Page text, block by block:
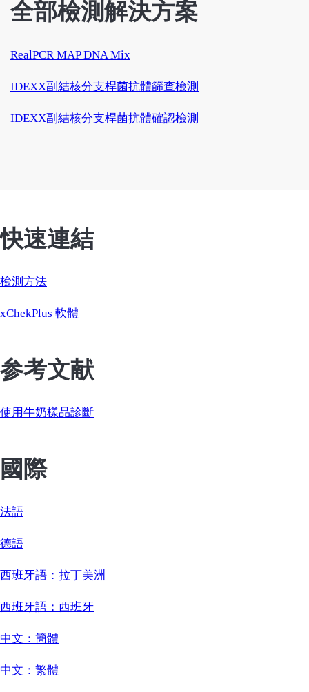
全部檢測解決方案
RealPCR MAP DNA Mix
IDEXX副結核分支桿菌抗體篩查檢測
IDEXX副結核分支桿菌抗體確認檢測
快速連結
檢測方法
xChekPlus 軟體
参考文献
使用牛奶樣品診斷
國際
法語
德語
西班牙語：拉丁美洲
西班牙語：西班牙
中文：簡體
中文：繁體